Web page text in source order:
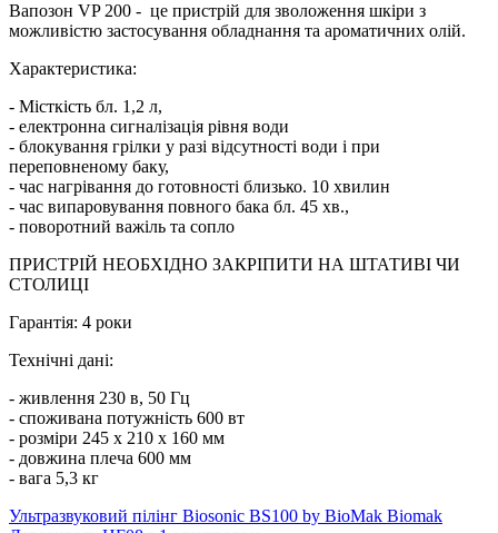
Вапозон VP 200 - це пристрій для зволоження шкіри з
можливістю застосування обладнання та ароматичних олій.
Характеристика:
- Місткість бл. 1,2 л,
- електронна сигналізація рівня води
- блокування грілки у разі відсутності води і при
переповненому баку,
- час нагрівання до готовності близько. 10 хвилин
- час випаровування повного бака бл. 45 хв.,
- поворотний важіль та сопло
ПРИСТРІЙ НЕОБХІДНО ЗАКРІПИТИ НА ШТАТИВІ ЧИ
СТОЛИЦІ
Гарантія: 4 роки
Технічні дані:
- живлення 230 в, 50 Гц
- споживана потужність 600 вт
- розміри 245 х 210 х 160 мм
- довжина плеча 600 мм
- вага 5,3 кг
Ультразвуковий пілінг Biosonic BS100 by BioMak Biomak